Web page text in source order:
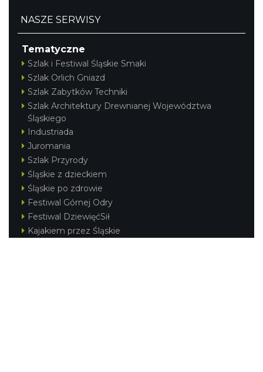
NASZE SERWISY
Tematyczne
Szlak i Festiwal Śląskie Smaki
Szlak Orlich Gniazd
Szlak Zabytków Techniki
Szlak Architektury Drewnianej Województwa
Śląskiego
Industriada
Juromania
Szlak Przyrody
Śląskie z dzieckiem
Śląskie po zdrowie
Festiwal Górnej Odry
Festiwal DziewięćSił
Kajakiem przez Śląskie